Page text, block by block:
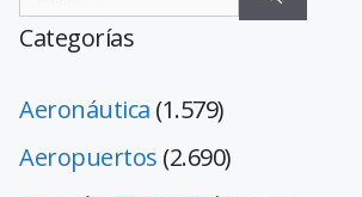
Categorías
Aeronáutica (1.579)
Aeropuertos (2.690)